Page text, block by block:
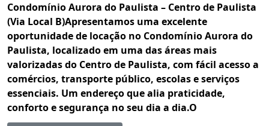
Condomínio Aurora do Paulista – Centro de Paulista
(Via Local B)Apresentamos uma excelente
oportunidade de locação no Condomínio Aurora do
Paulista, localizado em uma das áreas mais
valorizadas do Centro de Paulista, com fácil acesso a
comércios, transporte público, escolas e serviços
essenciais. Um endereço que alia praticidade,
conforto e segurança no seu dia a dia.O
apartamento – Bloco A, unidade 405